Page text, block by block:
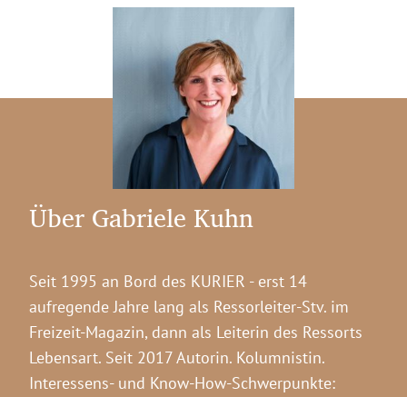
Über Gabriele Kuhn
Seit 1995 an Bord des KURIER - erst 14
aufregende Jahre lang als Ressorleiter-Stv. im
Freizeit-Magazin, dann als Leiterin des Ressorts
Lebensart. Seit 2017 Autorin. Kolumnistin.
Interessens- und Know-How-Schwerpunkte: